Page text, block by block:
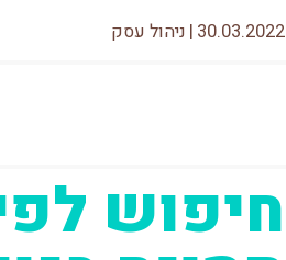
30.03.2022
| ניהול עסק
חיפוש